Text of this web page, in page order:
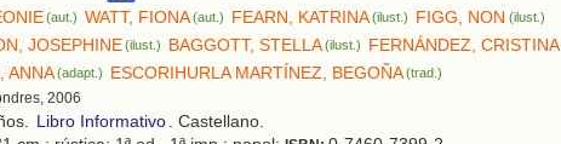
(aut.) WATT, FIONA(aut.) FEARN, KATRINA(ilust.) FIGG, NON (ilust.)
JOSEPHINE(ilust.) BAGGOTT, STELLA(ilust.) FERNÁNDEZ, CRISTINA
ANNA(adapt.) ESCORIHURLA MARTÍNEZ, BEGOÑA(trad.)
2006
Libro Informativo. Castellano.